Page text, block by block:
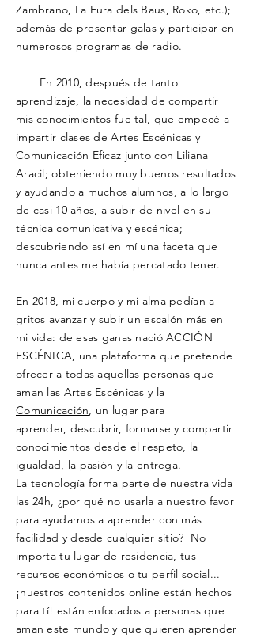
Zambrano, La Fura dels Baus, Roko, etc.);
además de presentar galas y participar en
numerosos programas de radio.
En 2010, después de tanto
aprendizaje, la necesidad de compartir
mis conocimientos fue tal, que empecé a
impartir clases de Artes Escénicas y
Comunicación Eficaz junto con Liliana
Aracil; obteniendo muy buenos resultados
y ayudando a muchos alumnos, a lo largo
de casi 10 años, a subir de nivel en su
técnica comunicativa y escénica;
descubriendo así en mí una faceta que
nunca antes me había percatado tener.
En 2018, mi cuerpo y mi alma pedían a
gritos avanzar y subir unescalón más en
mi vida: de esas ganas nacióACCIÓN
ESCÉNICA, una plataforma que pretende
ofrecer a todas aquellas personas que
aman las Artes Escénicas y la
Comunicación, un lugar para
aprender, descubrir, formarse y compartir
conocimientos desde el respeto, la
igualdad, la pasión y la entrega.
La tecnología forma parte de nuestra vida
las 24h, ¿por qué no usarla a nuestro favor
para ayudarnos a aprender con más
facilidad y desde cualquier sitio? No
importa tu lugar de residencia, tus
recursos económicos o tu perfil social...
¡nuestros contenidos online están hechos
para tí! están enfocados a personas que
aman este mundo y que quieren aprender